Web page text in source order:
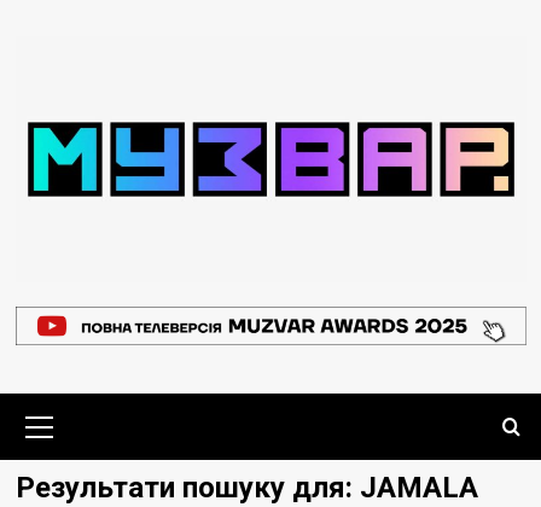
меню
Результати пошуку для: JAMALA